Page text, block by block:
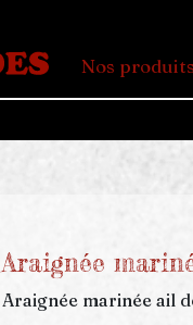
Nos produits
Araignée
Araignée marinée ail